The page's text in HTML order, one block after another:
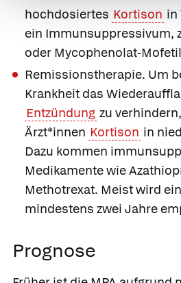
hochdosiertes Kortison in
ein Immunsuppressivum,
oder Mycophenolat-
Remissionstherapie. Um
Krankheit das
Entzündung zu
Ärzt*innen Kortison in
Dazu kommen
Medikamente wie
Methotrexat. Meist wird
mindestens zwei Jahre
Prognose